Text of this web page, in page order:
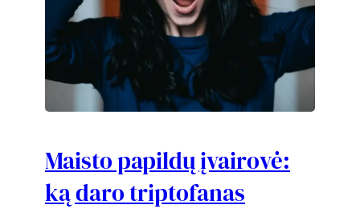
Maisto papildų įvairovė:
ką daro triptofanas